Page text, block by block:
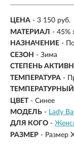
ЦЕНА - 3 150 руб.
МАТЕРИАЛ - 45%
НАЗНАЧЕНИЕ -
СЕЗОН - Зима
СТЕПЕНЬ
ТЕМПЕРАТУРА -
ЦВЕТ - Синее
МОДЕЛЬ - Lady
ДЛЯ КОГО -
РАЗМЕР - Размер